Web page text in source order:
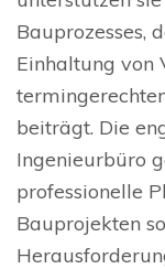
Bauprozesses,
Einhaltung von
beiträgt. Die
Ingenieurbüro
professionelle
Bauprojekten